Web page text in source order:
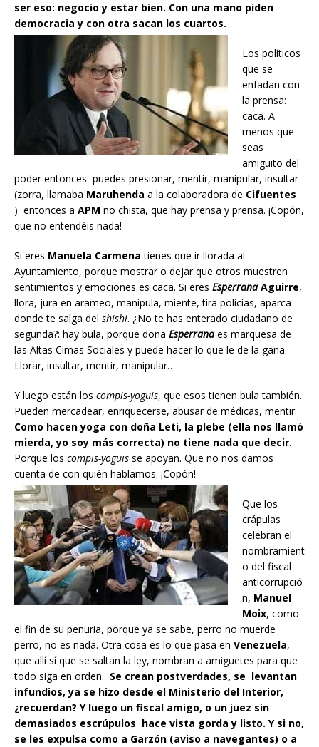
ser eso: negocio y estar bien. Con una mano piden
democracia y con otra sacan los cuartos.
Los políticos
que se
enfadan con
la prensa:
caca. A
menos que
seas
amiguito del
poder entonces puedes presionar, mentir, manipular, insultar
(zorra, llamaba Maruhenda a la colaboradora de Cifuentes
) entonces a APM no chista, que hay prensa y prensa. ¡Copón,
que no entendéis nada!
Si eres Manuela Carmena tienes que ir llorada al
Ayuntamiento, porque mostrar o dejar que otros muestren
sentimientos y emociones es caca. Si eres EsperranaAguirre,
llora, jura en arameo, manipula, miente, tira policías, aparca
donde te salga del shishi. ¿No te has enterado ciudadano de
segunda?: hay bula, porque doña Esperranaes marquesa de
las Altas Cimas Sociales y puede hacer lo que le de la gana.
Llorar, insultar, mentir, manipular…
Y luego están los compis-yoguis, que esos tienen bula también.
Pueden mercadear, enriquecerse, abusar de médicas, mentir.
Como hacen yoga con doña Leti, la plebe (ella nos llamó
mierda, yo soy más correcta) no tiene nada que decir.
Porque los compis-yoguis se apoyan. Que no nos damos
cuenta de con quién hablamos. ¡Copón!
Que los
crápulas
celebran el
nombramient
o del fiscal
anticorrupció
n, Manuel
Moix, como
el fin de su penuria, porque ya se sabe, perro no muerde
perro, no es nada. Otra cosa es lo que pasa en Venezuela,
que allí sí que se saltan la ley, nombran a amiguetes para que
todo siga en orden. Se crean postverdades, se levantan
infundios, ya se hizo desde el Ministerio del Interior,
¿recuerdan? Y luego un fiscal amigo, o un juez sin
demasiados escrúpulos hace vista gorda y listo. Y si no,
se les expulsa como a Garzón (aviso a navegantes) o a